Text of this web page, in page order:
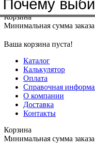
Меню+7(4912)50-37-50
Корзина
Минимальная сумма
Ваша корзина пуста!
Каталог
Калькулятор
Оплата
Справочная
О компании
Доставка
Контакты
Корзина
Минимальная сумма
Почему